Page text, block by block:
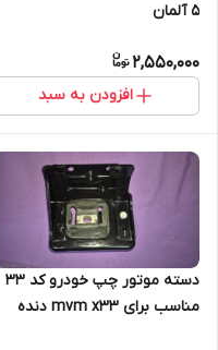
5 آلمان
2,550,000
افزودن به سبد
دسته موتور چپ خودرو کد 33
مناسب برای mvm x33 دنده